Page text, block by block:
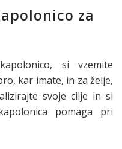
za
si vzemite
kar imate, in za želje,
svoje cilje in si
pomaga pri